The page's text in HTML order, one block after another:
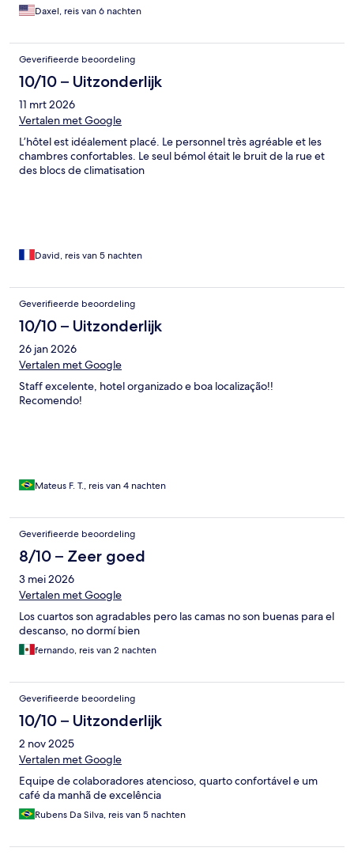
Daxel, reis van 6 nachten
Geverifieerde beoordeling
10/10 – Uitzonderlijk
11 mrt 2026
Vertalen met Google
L’hôtel est idéalement placé. Le personnel très agréable et les
chambres confortables. Le seul bémol était le bruit de la rue et
des blocs de climatisation
David, reis van 5 nachten
Geverifieerde beoordeling
10/10 – Uitzonderlijk
26 jan 2026
Vertalen met Google
Staff excelente, hotel organizado e boa localização!!
Recomendo!
Mateus F. T., reis van 4 nachten
Geverifieerde beoordeling
8/10 – Zeer goed
3 mei 2026
Vertalen met Google
Los cuartos son agradables pero las camas no son buenas para el
descanso, no dormí bien
fernando, reis van 2 nachten
Geverifieerde beoordeling
10/10 – Uitzonderlijk
2 nov 2025
Vertalen met Google
Equipe de colaboradores atencioso, quarto confortável e um
café da manhã de excelência
Rubens Da Silva, reis van 5 nachten